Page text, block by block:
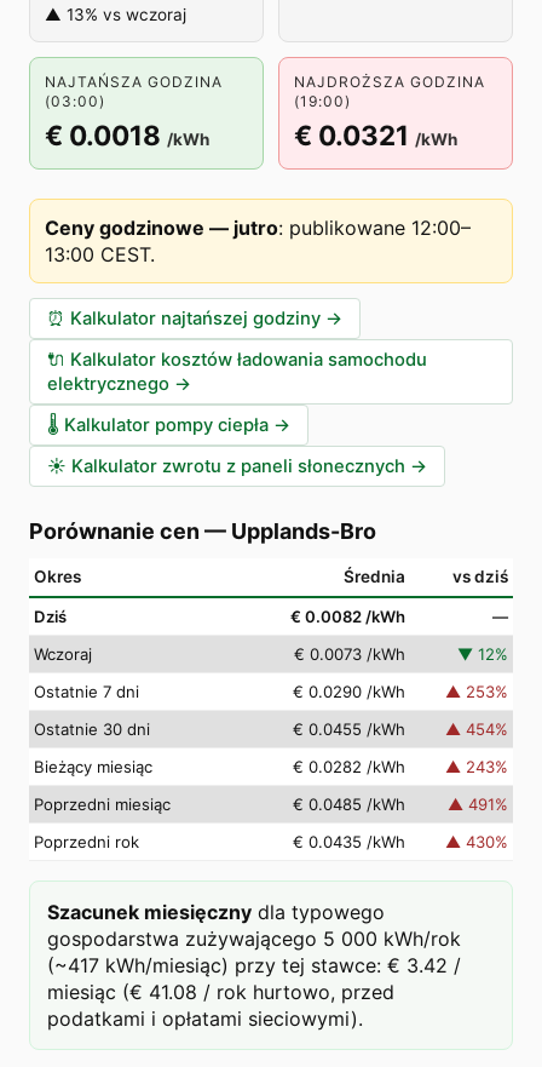
▲ 13% vs wczoraj
NAJTAŃSZA GODZINA
(03:00)
€ 0.0018 /kWh
NAJDROŻSZA GODZINA
(19:00)
€ 0.0321 /kWh
Ceny godzinowe — jutro: publikowane 12:00–
13:00 CEST.
⏰ Kalkulator najtańszej godziny →
🔌 Kalkulator kosztów ładowania samochodu
elektrycznego →
🌡️ Kalkulator pompy ciepła →
☀️ Kalkulator zwrotu z paneli słonecznych →
Porównanie cen — Upplands-Bro
Okres Średnia vs dziś
Dziś € 0.0082 /kWh
—
Wczoraj
€ 0.0073 /kWh ▼ 12%
Ostatnie 7 dni
€ 0.0290 /kWh ▲ 253%
Ostatnie 30 dni
€ 0.0455 /kWh ▲ 454%
Bieżący miesiąc
€ 0.0282 /kWh ▲ 243%
Poprzedni miesiąc
€ 0.0485 /kWh ▲ 491%
Poprzedni rok
€ 0.0435 /kWh ▲ 430%
Szacunek miesięczny dla typowego
gospodarstwa zużywającego 5 000 kWh/rok
(~417 kWh/miesiąc) przy tej stawce: € 3.42 /
miesiąc (€ 41.08 / rok hurtowo, przed
podatkami i opłatami sieciowymi).